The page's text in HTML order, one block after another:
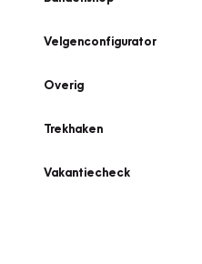
Velgenconfigurator
Overig
Trekhaken
Vakantiecheck